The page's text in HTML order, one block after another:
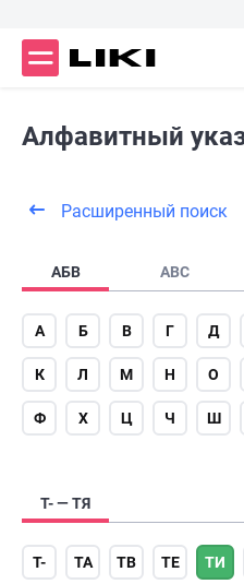
Алфавитный
Расширенный поиск
АБВ ABC
А Б В Г Д
К Л М Н О
Ф Х Ц Ч Ш
Т- — ТЯ
Т- ТА ТВ ТЕ ТИ